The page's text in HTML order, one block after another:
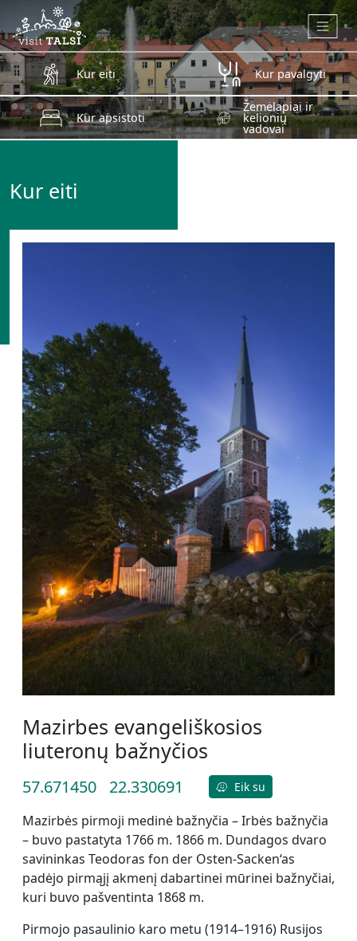
Skip to main content
Kur eiti Kur pavalgyti
Kur apsistoti
Žemėlapiai ir
kelionių
vadovai
Kur eiti
Mazirbes evangeliškosios
liuteronų bažnyčios
57.671450 22.330691 Eik su
Mazirbės pirmoji medinė bažnyčia – Irbės bažnyčia
– buvo pastatyta 1766 m. 1866 m. Dundagos dvaro
savininkas Teodoras fon der Osten-Sacken‘as
padėjo pirmąjį akmenį dabartinei mūrinei bažnyčiai,
kuri buvo pašventinta 1868 m.
Pirmojo pasaulinio karo metu (1914–1916) Rusijos